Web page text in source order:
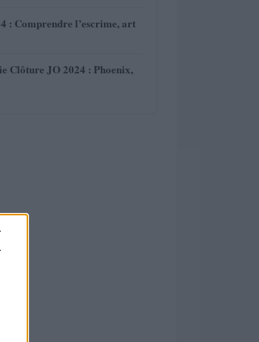
: Comprendre l’escrime, art
Clôture JO 2024 : Phoenix,